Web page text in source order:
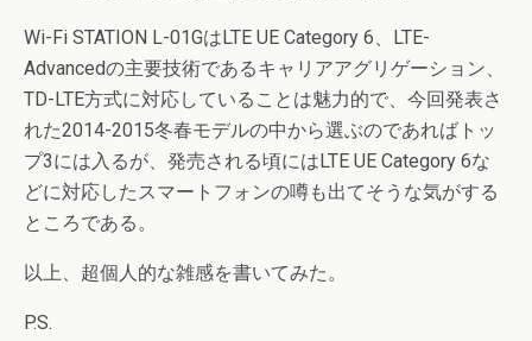
Wi-Fi STATION L-01GはLTE UE Category 6、LTE-
Advancedの主要技術であるキャリアアグリゲーション、
TD-LTE方式に対応していることは魅力的で、今回発表さ
れた2014-2015冬春モデルの中から選ぶのであればトッ
プ3には入るが、発売される頃にはLTE UE Category 6な
どに対応したスマートフォンの噂も出てそうな気がする
ところである。
以上、超個人的な雑感を書いてみた。
P.S.